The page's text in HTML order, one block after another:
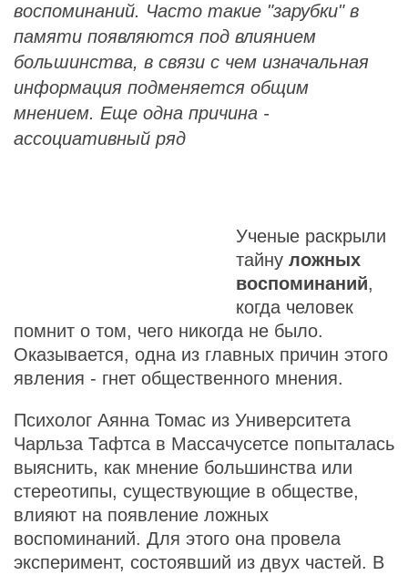
воспоминаний. Часто такие "зарубки" в
памяти появляются под влиянием
большинства, в связи с чем изначальная
информация подменяется общим
мнением. Еще одна причина -
ассоциативный ряд
Ученые раскрыли
тайну ложных
воспоминаний,
когда человек
помнит о том, чего никогда не было.
Оказывается, одна из главных причин этого
явления - гнет общественного мнения.
Психолог Аянна Томас из Университета
Чарльза Тафтса в Массачусетсе попыталась
выяснить, как мнение большинства или
стереотипы, существующие в обществе,
влияют на появление ложных
воспоминаний. Для этого она провела
эксперимент, состоявший из двух частей. В